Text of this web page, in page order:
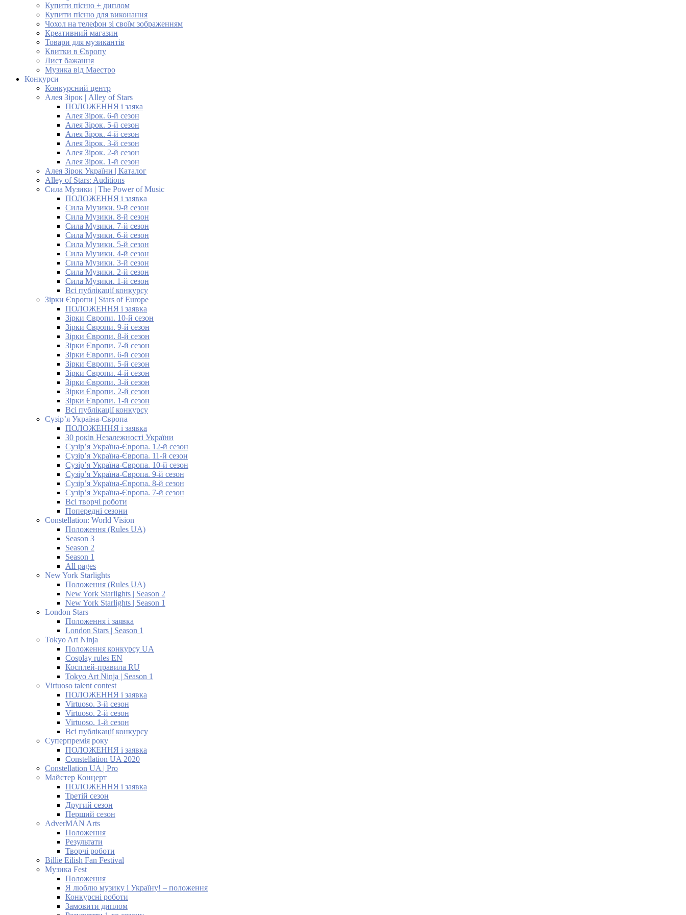
Купити пісню + диплом
Купити пісню для виконання
Чохол на телефон зі своїм зображенням
Креативний магазин
Товари для музикантів
Квитки в Європу
Лист бажання
Музика від Маестро
Конкурси
Конкурсний центр
Алея Зірок | Alley of Stars
ПОЛОЖЕННЯ і заяка
Алея Зірок. 6-й сезон
Алея Зірок. 5-й сезон
Алея Зірок. 4-й сезон
Алея Зірок. 3-й сезон
Алея Зірок. 2-й сезон
Алея Зірок. 1-й сезон
Алея Зірок України | Каталог
Alley of Stars: Auditions
Сила Музики | The Power of Music
ПОЛОЖЕННЯ і заявка
Сила Музики. 9-й сезон
Сила Музики. 8-й сезон
Сила Музики. 7-й сезон
Сила Музики. 6-й сезон
Сила Музики. 5-й сезон
Сила Музики. 4-й сезон
Сила Музики. 3-й сезон
Сила Музики. 2-й сезон
Сила Музики. 1-й сезон
Всі публікації конкурсу
Зірки Європи | Stars of Europe
ПОЛОЖЕННЯ і заявка
Зірки Європи. 10-й сезон
Зірки Європи. 9-й сезон
Зірки Європи. 8-й сезон
Зірки Європи. 7-й сезон
Зірки Європи. 6-й сезон
Зірки Європи. 5-й сезон
Зірки Європи. 4-й сезон
Зірки Європи. 3-й сезон
Зірки Європи. 2-й сезон
Зірки Європи. 1-й сезон
Всі публікації конкурсу
Сузір’я Україна-Європа
ПОЛОЖЕННЯ і заявка
30 років Незалежності України
Сузір’я Україна-Європа. 12-й сезон
Сузір’я Україна-Європа. 11-й сезон
Сузір’я Україна-Європа. 10-й сезон
Сузір’я Україна-Європа. 9-й сезон
Сузір’я Україна-Європа. 8-й сезон
Сузір’я Україна-Європа. 7-й сезон
Всі творчі роботи
Попередні сезони
Constellation: World Vision
Положення (Rules UA)
Season 3
Season 2
Season 1
All pages
New York Starlights
Положення (Rules UA)
New York Starlights | Season 2
New York Starlights | Season 1
London Stars
Положення і заявка
London Stars | Season 1
Tokyo Art Ninja
Положення конкурсу UA
Cosplay rules EN
Косплей-правила RU
Tokyo Art Ninja | Season 1
Virtuoso talent contest
ПОЛОЖЕННЯ і заявка
Virtuoso. 3-й сезон
Virtuoso. 2-й сезон
Virtuoso. 1-й сезон
Всі публікації конкурсу
Суперпремія року
ПОЛОЖЕННЯ і заявка
Constellation UA 2020
Constellation UA | Pro
Майстер Концерт
ПОЛОЖЕННЯ і заявка
Третій сезон
Другий сезон
Перший сезон
AdverMAN Arts
Положення
Результати
Творчі роботи
Billie Eilish Fan Festival
Музика Fest
Положення
Я люблю музику і Україну! – положення
Конкурсні роботи
Замовити диплом